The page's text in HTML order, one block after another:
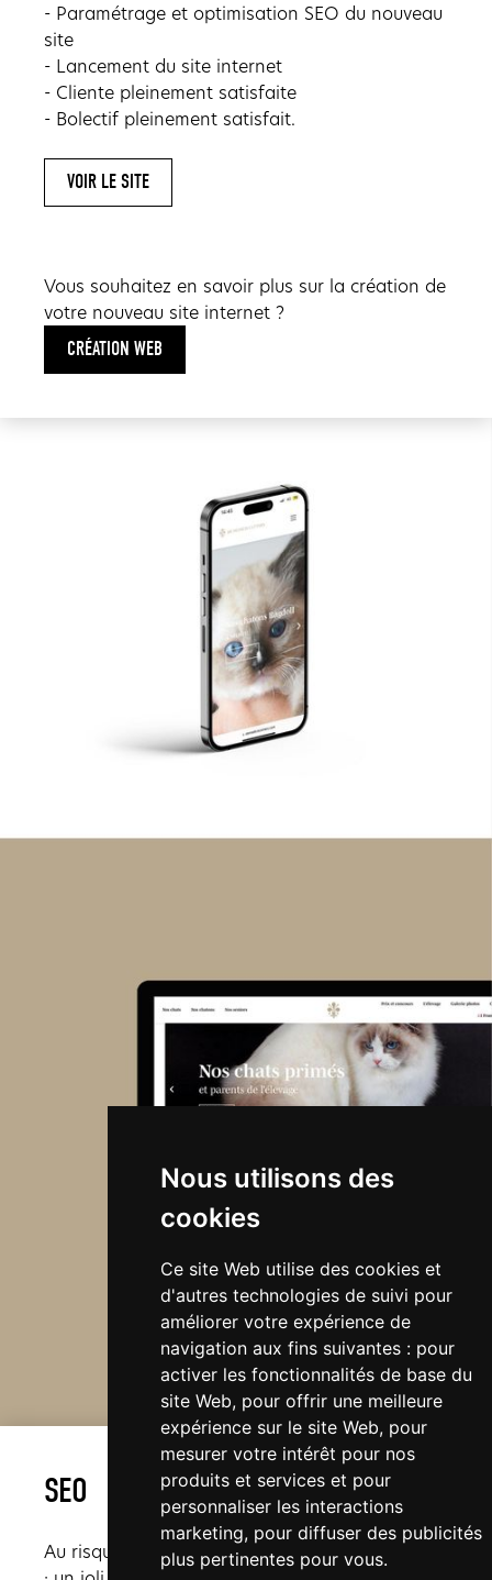
Nous utilisons des
cookies
Ce site Web utilise des cookies et
d'autres technologies de suivi pour
améliorer votre expérience de
navigation aux fins suivantes : pour
activer les fonctionnalités de base du
site Web, pour offrir une meilleure
expérience sur le site Web, pour
mesurer votre intérêt pour nos
produits et services et pour
personnaliser les interactions
marketing, pour diffuser des publicités
plus pertinentes pour vous.
- Paramétrage et optimisation SEO du nouveau
site
- Lancement du site internet
- Cliente pleinement satisfaite
- Bolectif pleinement satisfait.
VOIR LE SITE
Vous souhaitez en savoir plus sur la création de
votre nouveau site internet ?
CRÉATION WEB
SEO
Au risque de se répéter, on le redit quand même